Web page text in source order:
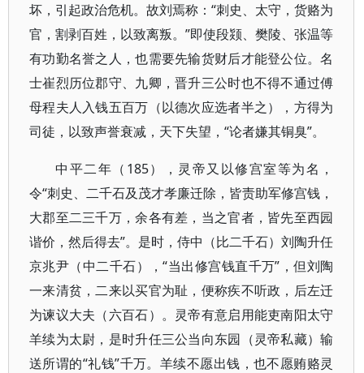
坏，引起政治危机。故刘焉称：“刺史、太守，货赂为
官，割剥百姓，以致离叛。”即使段颎、樊陵、张温等
有功勤名誉之人，也需要先输货财后才能登公位。名
士崔烈历位郡守、九卿，晋升三公时也不得不通过傅
母程夫人入钱五百万（以德次应选者半之），方得为
司徒，以致声誉衰减，天下失望，“论者嫌其铜臭”。
中平二年（185），灵帝又以修宫室等为名，
令“刺史、二千石及茂才孝廉迁除，皆责助军修宫钱，
大郡至二三千万，余各有差，当之官者，皆先至西园
谐价，然后得去”。是时，侍中（比二千石）刘陶升任
京兆尹（中二千石），“当出修宫钱直千万”，但刘陶
一来清贫，二来以买官为耻，便称疾不听政，后左迁
为谏议大夫（六百石）。灵帝有意启用能吏南阳太守
羊续为太尉，是时升任三公当向东园（灵帝私藏）输
送所谓的“礼钱”千万。羊续不愿出钱，也不愿贿赂灵